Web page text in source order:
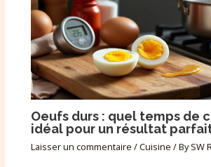
Oeufs durs : quel temps de
idéal pour un résultat
Laisser un commentaire /Cuisine / BySW